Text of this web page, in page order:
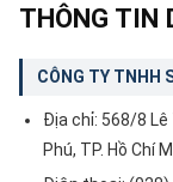
THÔNG TIN
CÔNG TY TNHH
Địa chỉ: 568/8 Lê
Phú, TP. Hồ Chí